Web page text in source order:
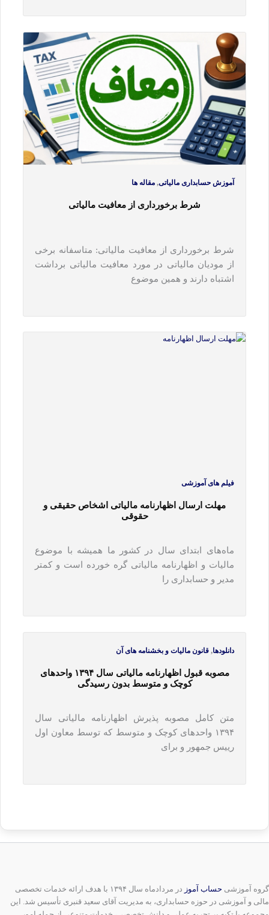
آموزش حسابداری مالیاتی,مقاله ها
شرط برخورداری از معافیت مالیاتی
شرط برخورداری از معافیت مالیاتی: متاسفانه برخی
از مودیان مالیاتی در مورد معافیت مالیاتی برداشت
اشتباه دارند و همین موضوع
فیلم های آموزشی
مهلت ارسال اظهارنامه مالیاتی اشخاص حقیقی و
حقوقی
ماه‌های ابتدای سال در کشور ما همیشه با موضوع
مالیات و اظهارنامه مالیاتی گره خورده است و کمتر
مدیر و حسابداری را
دانلودها,قانون مالیات و بخشنامه های آن
مصوبه قبول اظهارنامه مالیاتی سال ۱۳۹۴ واحدهای
کوچک و متوسط بدون رسیدگی
متن کامل مصوبه پذیرش اظهارنامه مالیاتی سال
۱۳۹۴ واحدهای کوچک و متوسط که توسط معاون اول
رییس جمهور و برای
گروه آموزشی حساب آموز
در مردادماه سال ۱۳۹۴ با هدف ارائه خدمات تخصصی
مالی و آموزشی در حوزه حسابداری، به مدیریت آقای سعید قنبری تأسیس شد. این